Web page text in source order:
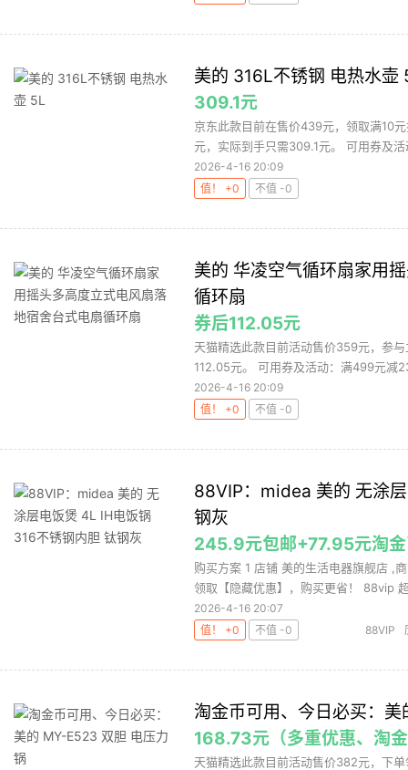
美的 316L不锈钢 电热水壶
309.1元
京东此款目前在售价439元，领取满10
元，实际到手只需309.1元。 可用券及
2026-4-16 20:09
值！ +0
不值 -0
美的 华凌空气循环扇家用
循环扇
券后112.05元
天猫精选此款目前活动售价359元，参
112.05元。 可用券及活动：满499元减
2026-4-16 20:09
值！ +0
不值 -0
88VIP：midea 美的 无涂
钢灰
245.9元包邮+77.95元淘
购买方案 1 店铺 美的生活电器旗舰店 ,
领取【隐藏优惠】，购买更省！ 88vip
2026-4-16 20:07
值！ +0
不值 -0 88VIP
淘金币可用、今日必买：
168.73元（多重优惠、淘
天猫精选此款目前活动售价382元，下